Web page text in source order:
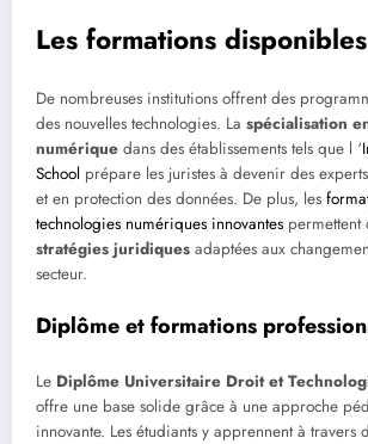
Les formations disponibles
De nombreuses institutions offrent des
des nouvelles technologies. La spécialisation
numérique dans des établissements tels que l ‘
School prépare les juristes à devenir des
et en protection des données. De plus, les
technologies numériques innovantes permettent
stratégies juridiques adaptées aux
secteur.
Diplôme et formations
Le Diplôme Universitaire Droit et
offre une base solide grâce à une approche
innovante. Les étudiants y apprennent à travers